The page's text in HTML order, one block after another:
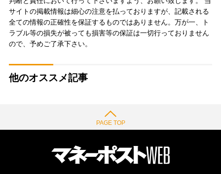
サイトの掲載情報は細心の注意を払っておりますが、記載される
全ての情報の正確性を保証するものではありません。万が一、ト
ラブル等の損失が被っても損害等の保証は一切行っておりません
ので、予めご了承下さい。
他のオススメ記事
PAGE TOP